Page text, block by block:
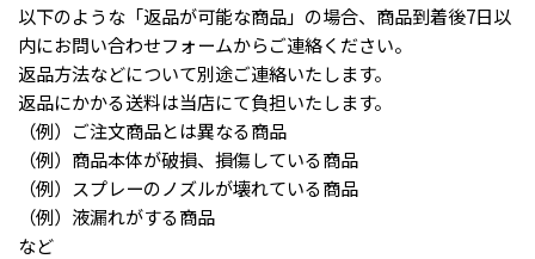
以下のような「返品が可能な商品」の場合、商品到着後7日以
内にお問い合わせフォームからご連絡ください。
返品方法などについて別途ご連絡いたします。
返品にかかる送料は当店にて負担いたします。
（例）ご注文商品とは異なる商品
（例）商品本体が破損、損傷している商品
（例）スプレーのノズルが壊れている商品
（例）液漏れがする商品
など